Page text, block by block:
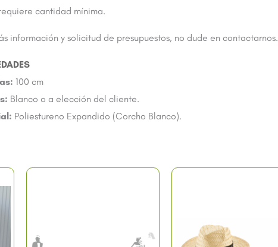
cantidad mínima.
información y solicitud de presupuestos, no dude en contactarnos.
100 cm
Blanco o a elección del cliente.
Poliestureno Expandido (Corcho Blanco).